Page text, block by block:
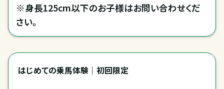
※身長125cm以下のお子様はお問い合わせくだ
さい。
はじめての乗馬体験｜初回限定